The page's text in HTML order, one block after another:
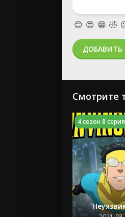
😊 😍 😁 🤣
Смотрите
4 сезон 8 серия